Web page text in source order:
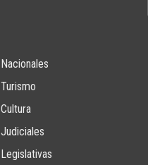
Nacionales
Turismo
Cultura
Judiciales
Legislativas